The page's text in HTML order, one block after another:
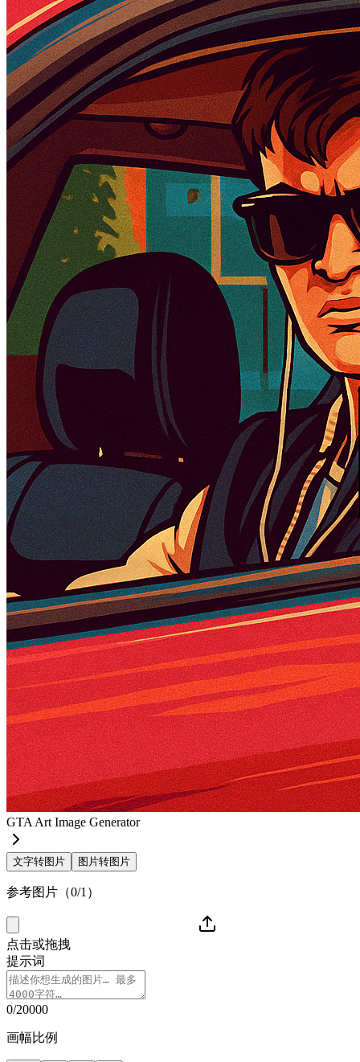
GTA Art Image Generator
文字转图片 图片转图片
参考图片（0/1）
点击或拖拽
提示词
0/20000
画幅比例